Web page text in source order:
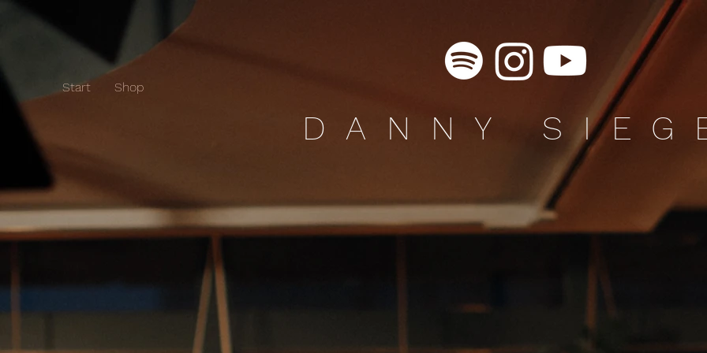
Start Shop
DANNY